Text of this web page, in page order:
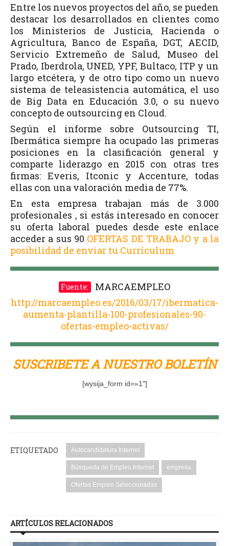
Entre los nuevos proyectos del año, se pueden
destacar los desarrollados en clientes como
los Ministerios de Justicia, Hacienda o
Agricultura, Banco de España, DGT, AECID,
Servicio Extremeño de Salud, Museo del
Prado, Iberdrola, UNED, YPF, Bultaco, ITP y un
largo etcétera, y de otro tipo como un nuevo
sistema de teleasistencia automática, el uso
de Big Data en Educación 3.0, o su nuevo
concepto de outsourcing en Cloud.
Según el informe sobre Outsourcing TI,
Ibermática siempre ha ocupado las primeras
posiciones en la clasificación general y
comparte liderazgo en 2015 con otras tres
firmas: Everis, Itconic y Accenture, todas
ellas con una valoración media de 77%.
En esta empresa trabajan más de 3.000
profesionales , si estás interesado en conocer
su oferta laboral puedes desde este enlace
acceder a sus 90 OFERTAS DE TRABAJO y a la
posibilidad de enviar tu Currículum
Fuente:
MARCAEMPLEO
http://marcaempleo.es/2016/03/17/ibermatica-
aumenta-plantilla-100-profesionales-90-
ofertas-empleo-activas/
SUSCRIBETE A NUESTRO BOLETÍN
[wysija_form id=»1″]
ETIQUETADO Autocandidatura Internet
Búsqueda de Empleo Internet empresa
Ofertas Empleo Seleccionadas
ARTÍCULOS RELACIONADOS